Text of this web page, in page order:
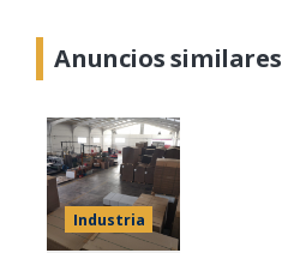
Anuncios similares
Industria